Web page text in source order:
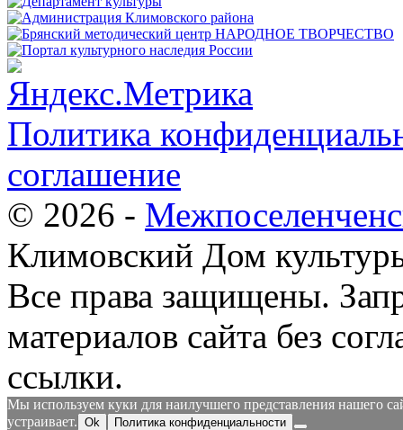
Политика
соглашение
© 2026 -
Климовский Дом
Все права защищены.
материалов сайта без
ссылки.
Мы используем куки для наилучшего представления нашего
устраивает. Ok Политика конфиденциальности